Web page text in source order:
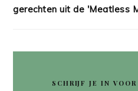
gerechten uit de 'Meatless
SCHRIJF JE IN